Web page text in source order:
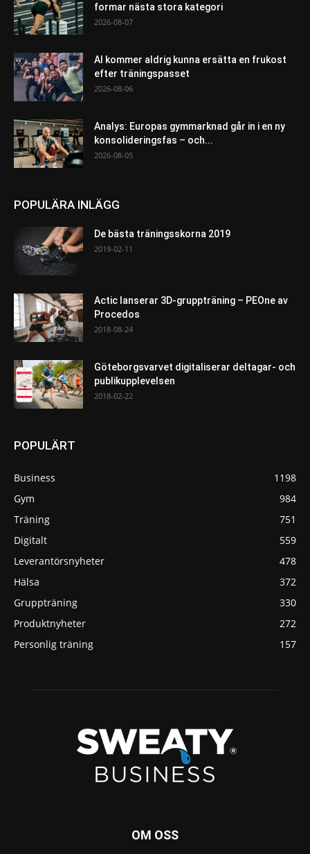
formar nästa stora kategori
2026-08-07
AI kommer aldrig kunna ersätta en frukost
efter träningspasset
2026-08-06
Analys: Europas gymmarknad går in i en ny
konsolideringsfas – och...
2026-08-05
POPULÄRA INLÄGG
De bästa träningsskorna 2019
2019-02-11
Actic lanserar 3D-gruppträning – PEOne av
Procedos
2018-08-24
Göteborgsvarvet digitaliserar deltagar- och
publikupplevelsen
2018-02-22
POPULÄRT
Business
1198
Gym
984
Träning
751
Digitalt
559
Leverantörsnyheter
478
Hälsa
372
Gruppträning
330
Produktnyheter
272
Personlig träning
157
OM OSS